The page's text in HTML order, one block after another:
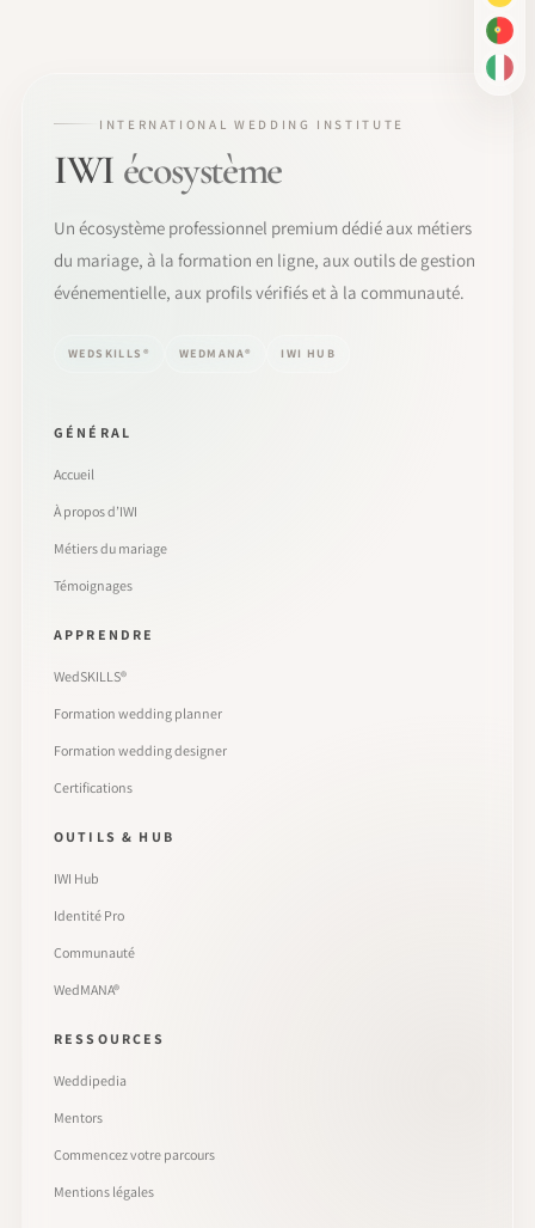
PT-
IT
INTERNATIONAL WEDDING INSTITUTE
IWI écosystème
Un écosystème professionnel premium dédié aux métiers
du mariage, à la formation en ligne, aux outils de gestion
événementielle, aux profils vérifiés et à la communauté.
WEDSKILLS® WEDMANA® IWI HUB
GÉNÉRAL
Accueil
À propos d’IWI
Métiers du mariage
Témoignages
APPRENDRE
WedSKILLS®
Formation wedding planner
Formation wedding designer
Certifications
OUTILS & HUB
IWI Hub
Identité Pro
Communauté
WedMANA®
RESSOURCES
Weddipedia
Mentors
Commencez votre parcours
Mentions légales